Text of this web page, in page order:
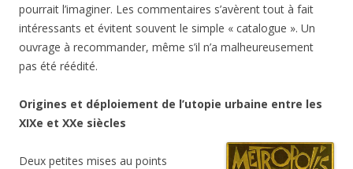
pourrait l’imaginer. Les commentaires s’avèrent tout à fait
intéressants et évitent souvent le simple « catalogue ». Un
ouvrage à recommander, même s’il n’a malheureusement
pas été réédité.
Origines et déploiement de l’utopie urbaine entre les
XIXe et XXe siècles
Deux petites mises au points